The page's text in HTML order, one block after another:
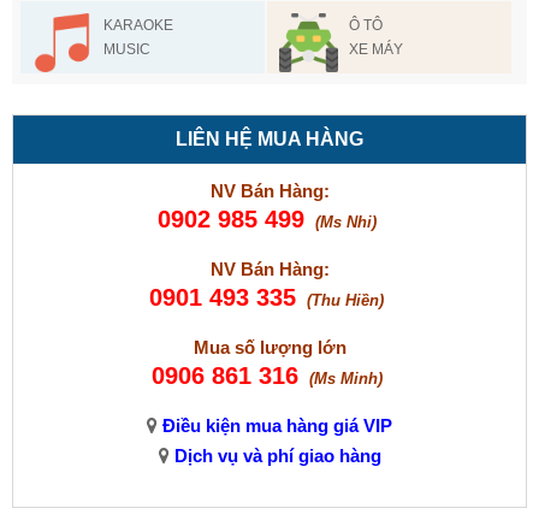
KARAOKE
MUSIC
Ô TÔ
XE MÁY
LIÊN HỆ MUA HÀNG
NV Bán Hàng:
0902 985 499 (Ms Nhi)
NV Bán Hàng:
0901 493 335 (Thu Hiền)
Mua số lượng lớn
0906 861 316 (Ms Minh)
Điều kiện mua hàng giá VIP
Dịch vụ và phí giao hàng